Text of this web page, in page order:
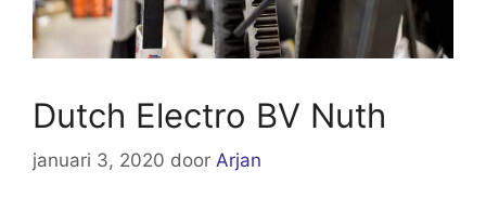
Dutch Electro BV Nuth
januari 3, 2020 door Arjan